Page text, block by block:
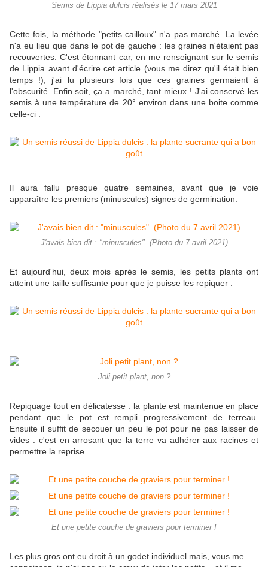
Semis de Lippia dulcis réalisés le 17 mars 2021
Cette fois, la méthode "petits cailloux" n'a pas marché. La levée
n'a eu lieu que dans le pot de gauche : les graines n'étaient pas
recouvertes. C'est étonnant car, en me renseignant sur le semis
de Lippia avant d'écrire cet article (vous me direz qu'il était bien
temps !), j'ai lu plusieurs fois que ces graines germaient à
l'obscurité. Enfin soit, ça a marché, tant mieux ! J'ai conservé les
semis à une température de 20° environ dans une boite comme
celle-ci :
Il aura fallu presque quatre semaines, avant que je voie
apparaître les premiers (minuscules) signes de germination.
J'avais bien dit : "minuscules". (Photo du 7 avril 2021)
Et aujourd'hui, deux mois après le semis, les petits plants ont
atteint une taille suffisante pour que je puisse les repiquer :
Joli petit plant, non ?
Repiquage tout en délicatesse : la plante est maintenue en place
pendant que le pot est rempli progressivement de terreau.
Ensuite il suffit de secouer un peu le pot pour ne pas laisser de
vides : c'est en arrosant que la terre va adhérer aux racines et
permettre la reprise.
Et une petite couche de graviers pour terminer !
Les plus gros ont eu droit à un godet individuel mais, vous me